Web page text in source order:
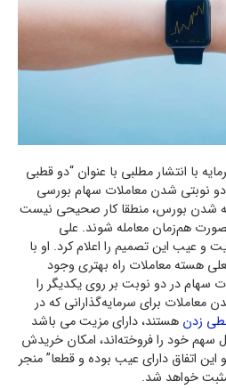
با انتشار مطلبی با عنوان “دو قطبی
دو نوبتی شدن معاملات سهام بورسی
شدن بورس، منطقا کار صحیحی نیست
بصورت هم‌زمان معامله شوند. علی
و عیب این تصمیم را اعلام کرد. او با
هسته معاملات راه بهتری وجود
سهام در دو نوبت بر روی یکدیگر را
معاملات برای سرمایه‌گذارانی که در
زدن هستند، دارای مزیت می باشد
سهم خود را فروخته‌اند، امکان خریدش
اتفاق دارای عیب بوده و قطعا” منجر
خواهد شد.